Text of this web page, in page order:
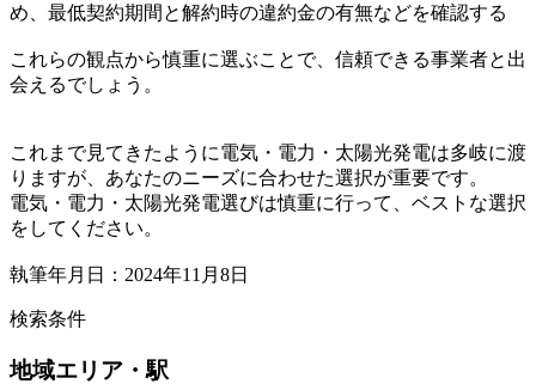
め、最低契約期間と解約時の違約金の有無などを確認する
これらの観点から慎重に選ぶことで、信頼できる事業者と出
会えるでしょう。
これまで見てきたように電気・電力・太陽光発電は多岐に渡
りますが、あなたのニーズに合わせた選択が重要です。
電気・電力・太陽光発電選びは慎重に行って、ベストな選択
をしてください。
執筆年月日：2024年11月8日
検索条件
地域エリア・駅